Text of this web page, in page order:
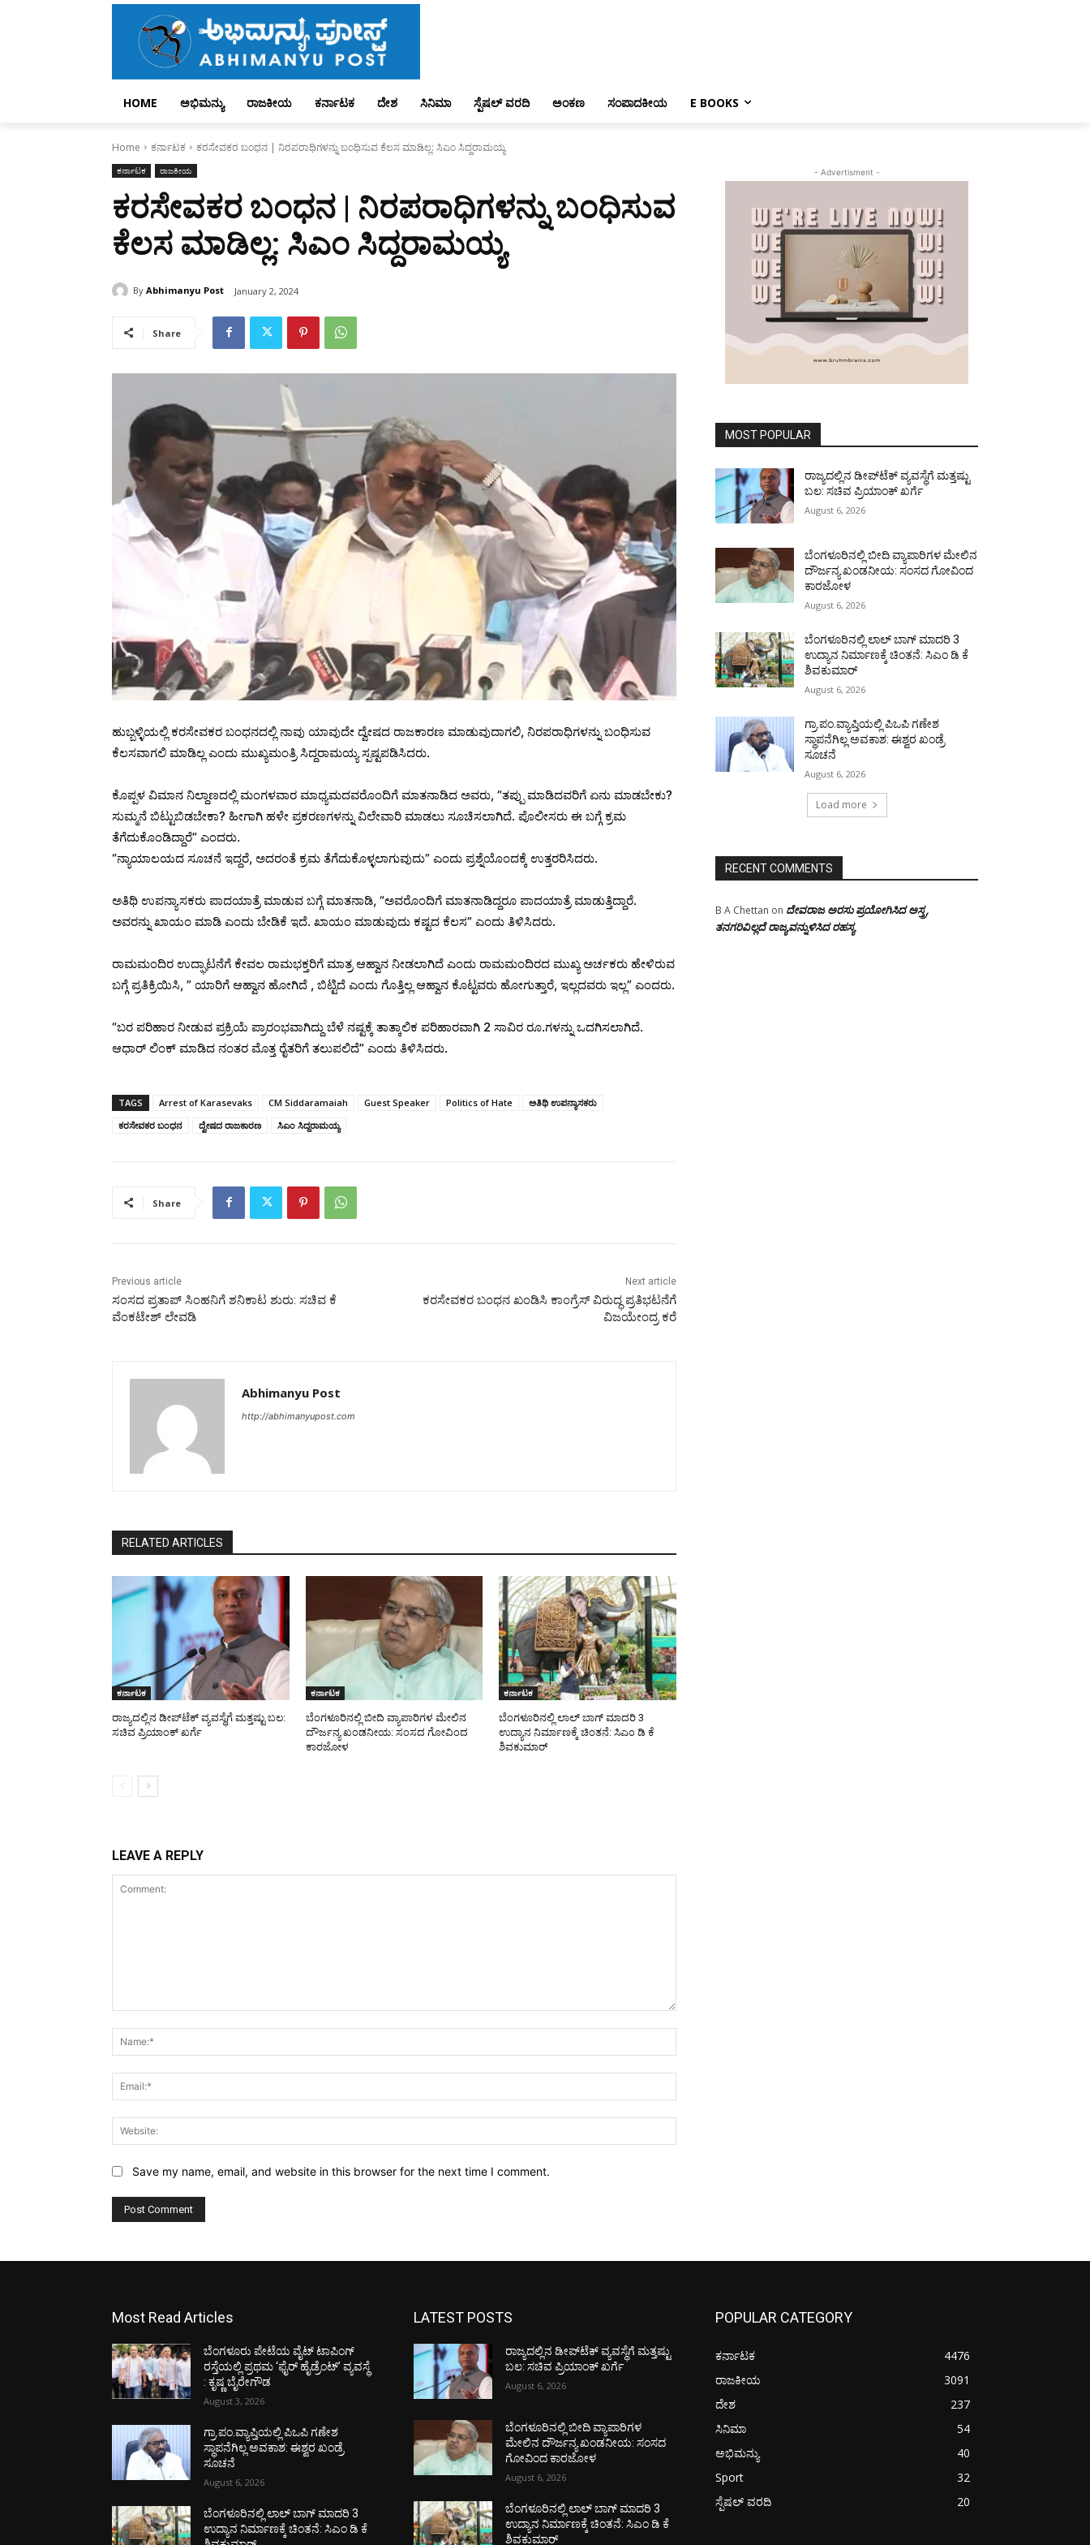
HOME ಅಭಿಮನ್ಯು ರಾಜಕೀಯ ಕರ್ನಾಟಕ ದೇಶ ಸಿನಿಮಾ ಸ್ಪೆಷಲ್ ವರದಿ ಅಂಕಣ ಸಂಪಾದಕೀಯ E BOOKS
Home ಕರ್ನಾಟಕ ಕರಸೇವಕರ ಬಂಧನ | ನಿರಪರಾಧಿಗಳನ್ನು ಬಂಧಿಸುವ ಕೆಲಸ ಮಾಡಿಲ್ಲ: ಸಿಎಂ ಸಿದ್ದರಾಮಯ್ಯ
ಕರ್ನಾಟಕ ರಾಜಕೀಯ
ಕರಸೇವಕರ ಬಂಧನ | ನಿರಪರಾಧಿಗಳನ್ನು ಬಂಧಿಸುವ
ಕೆಲಸ ಮಾಡಿಲ್ಲ: ಸಿಎಂ ಸಿದ್ದರಾಮಯ್ಯ
By Abhimanyu Post January 2, 2024
Share
ಹುಬ್ಬಳ್ಳಿಯಲ್ಲಿ ಕರಸೇವಕರ ಬಂಧನದಲ್ಲಿ ನಾವು ಯಾವುದೇ ದ್ವೇಷದ ರಾಜಕಾರಣ ಮಾಡುವುದಾಗಲಿ, ನಿರಪರಾಧಿಗಳನ್ನು ಬಂಧಿಸುವ
ಕೆಲಸವಾಗಲಿ ಮಾಡಿಲ್ಲ ಎಂದು ಮುಖ್ಯಮಂತ್ರಿ ಸಿದ್ದರಾಮಯ್ಯ ಸ್ಪಷ್ಟಪಡಿಸಿದರು.
ಕೊಪ್ಪಳ ವಿಮಾನ ನಿಲ್ದಾಣದಲ್ಲಿ ಮಂಗಳವಾರ ಮಾಧ್ಯಮದವರೊಂದಿಗೆ ಮಾತನಾಡಿದ ಅವರು, “ತಪ್ಪು ಮಾಡಿದವರಿಗೆ ಏನು ಮಾಡಬೇಕು?
ಸುಮ್ಮನೆ ಬಿಟ್ಟುಬಿಡಬೇಕಾ? ಹೀಗಾಗಿ ಹಳೇ ಪ್ರಕರಣಗಳನ್ನು ವಿಲೇವಾರಿ ಮಾಡಲು ಸೂಚಿಸಲಾಗಿದೆ. ಪೊಲೀಸರು ಈ ಬಗ್ಗೆ ಕ್ರಮ
ತೆಗೆದುಕೊಂಡಿದ್ದಾರೆ” ಎಂದರು.
“ನ್ಯಾಯಾಲಯದ ಸೂಚನೆ ಇದ್ದರೆ, ಅದರಂತೆ ಕ್ರಮ ತೆಗೆದುಕೊಳ್ಳಲಾಗುವುದು” ಎಂದು ಪ್ರಶ್ನೆಯೊಂದಕ್ಕೆ ಉತ್ತರರಿಸಿದರು.
ಅತಿಥಿ ಉಪನ್ಯಾಸಕರು ಪಾದಯಾತ್ರೆ ಮಾಡುವ ಬಗ್ಗೆ ಮಾತನಾಡಿ, “ಅವರೊಂದಿಗೆ ಮಾತನಾಡಿದ್ದರೂ ಪಾದಯಾತ್ರೆ ಮಾಡುತ್ತಿದ್ದಾರೆ.
ಅವರನ್ನು ಖಾಯಂ ಮಾಡಿ ಎಂದು ಬೇಡಿಕೆ ಇದೆ. ಖಾಯಂ ಮಾಡುವುದು ಕಷ್ಟದ ಕೆಲಸ” ಎಂದು ತಿಳಿಸಿದರು.
ರಾಮಮಂದಿರ ಉದ್ಘಾಟನೆಗೆ ಕೇವಲ ರಾಮಭಕ್ತರಿಗೆ ಮಾತ್ರ ಆಹ್ವಾನ ನೀಡಲಾಗಿದೆ ಎಂದು ರಾಮಮಂದಿರದ ಮುಖ್ಯ ಅರ್ಚಕರು ಹೇಳಿರುವ
ಬಗ್ಗೆ ಪ್ರತಿಕ್ರಿಯಿಸಿ, ” ಯಾರಿಗೆ ಆಹ್ವಾನ ಹೋಗಿದೆ , ಬಿಟ್ಟಿದೆ ಎಂದು ಗೊತ್ತಿಲ್ಲ ಆಹ್ವಾನ ಕೊಟ್ಟವರು ಹೋಗುತ್ತಾರೆ, ಇಲ್ಲದವರು ಇಲ್ಲ” ಎಂದರು.
“ಬರ ಪರಿಹಾರ ನೀಡುವ ಪ್ರಕ್ರಿಯೆ ಪ್ರಾರಂಭವಾಗಿದ್ದು ಬೆಳೆ ನಷ್ಟಕ್ಕೆ ತಾತ್ಕಾಲಿಕ ಪರಿಹಾರವಾಗಿ 2 ಸಾವಿರ ರೂ.ಗಳನ್ನು ಒದಗಿಸಲಾಗಿದೆ.
ಆಧಾರ್ ಲಿಂಕ್ ಮಾಡಿದ ನಂತರ ಮೊತ್ತ ರೈತರಿಗೆ ತಲುಪಲಿದೆ” ಎಂದು ತಿಳಿಸಿದರು.
TAGS Arrest of Karasevaks CM Siddaramaiah Guest Speaker Politics of Hate
ಅತಿಥಿ ಉಪನ್ಯಾಸಕರು
ಕರಸೇವಕರ ಬಂಧನ
ದ್ವೇಷದ ರಾಜಕಾರಣ ಸಿಎಂ ಸಿದ್ದರಾಮಯ್ಯ
Share
Previous article
ಸಂಸದ ಪ್ರತಾಪ್ ಸಿಂಹನಿಗೆ ಶನಿಕಾಟ ಶುರು: ಸಚಿವ ಕೆ
ವೆಂಕಟೇಶ್ ಲೇವಡಿ
Next article
ಕರಸೇವಕರ ಬಂಧನ ಖಂಡಿಸಿ ಕಾಂಗ್ರೆಸ್ ವಿರುದ್ಧ ಪ್ರತಿಭಟನೆಗೆ
ವಿಜಯೇಂದ್ರ ಕರೆ
Abhimanyu Post
http://abhimanyupost.com
RELATED ARTICLES
ಕರ್ನಾಟಕ
ರಾಜ್ಯದಲ್ಲಿನ ಡೀಪ್‌ಟೆಕ್‌ ವ್ಯವಸ್ಥೆಗೆ ಮತ್ತಷ್ಟು ಬಲ:
ಸಚಿವ ಪ್ರಿಯಾಂಕ್ ಖರ್ಗೆ
ಕರ್ನಾಟಕ
ಬೆಂಗಳೂರಿನಲ್ಲಿ ಬೀದಿ ವ್ಯಾಪಾರಿಗಳ ಮೇಲಿನ
ದೌರ್ಜನ್ಯ ಖಂಡನೀಯ: ಸಂಸದ ಗೋವಿಂದ
ಕಾರಜೋಳ
ಕರ್ನಾಟಕ
ಬೆಂಗಳೂರಿನಲ್ಲಿ ಲಾಲ್ ಬಾಗ್ ಮಾದರಿ 3
ಉದ್ಯಾನ ನಿರ್ಮಾಣಕ್ಕೆ ಚಿಂತನೆ: ಸಿಎಂ ಡಿ ಕೆ
ಶಿವಕುಮಾರ್
LEAVE A REPLY
Save my name, email, and website in this browser for the next time I comment.
- Advertisment -
MOST POPULAR
ರಾಜ್ಯದಲ್ಲಿನ ಡೀಪ್‌ಟೆಕ್‌ ವ್ಯವಸ್ಥೆಗೆ ಮತ್ತಷ್ಟು
ಬಲ: ಸಚಿವ ಪ್ರಿಯಾಂಕ್ ಖರ್ಗೆ
August 6, 2026
ಬೆಂಗಳೂರಿನಲ್ಲಿ ಬೀದಿ ವ್ಯಾಪಾರಿಗಳ ಮೇಲಿನ
ದೌರ್ಜನ್ಯ ಖಂಡನೀಯ: ಸಂಸದ ಗೋವಿಂದ
ಕಾರಜೋಳ
August 6, 2026
ಬೆಂಗಳೂರಿನಲ್ಲಿ ಲಾಲ್ ಬಾಗ್ ಮಾದರಿ 3
ಉದ್ಯಾನ ನಿರ್ಮಾಣಕ್ಕೆ ಚಿಂತನೆ: ಸಿಎಂ ಡಿ ಕೆ
ಶಿವಕುಮಾರ್
August 6, 2026
ಗ್ರಾ.ಪಂ.ವ್ಯಾಪ್ತಿಯಲ್ಲಿ ಪಿಒಪಿ ಗಣೇಶ
ಸ್ಥಾಪನೆಗಿಲ್ಲ ಅವಕಾಶ: ಈಶ್ವರ ಖಂಡ್ರೆ
ಸೂಚನೆ
August 6, 2026
Load more
RECENT COMMENTS
B A Chettan on ದೇವರಾಜ ಅರಸು ಪ್ರಯೋಗಿಸಿದ ಅಸ್ತ್ರ,
ತನಗರಿವಿಲ್ಲದೆ ರಾಜ್ಯವನ್ನುಳಿಸಿದ ರಹಸ್ಯ
Most Read Articles
ಬೆಂಗಳೂರು ಪೇಟೆಯ ವೈಟ್ ಟಾಪಿಂಗ್
ರಸ್ತೆಯಲ್ಲಿ ಪ್ರಥಮ ‘ಫೈರ್ ಹೈಡ್ರೆಂಟ್’ ವ್ಯವಸ್ಥೆ
: ಕೃಷ್ಣ ಬೈರೇಗೌಡ
August 3, 2026
ಗ್ರಾ.ಪಂ.ವ್ಯಾಪ್ತಿಯಲ್ಲಿ ಪಿಒಪಿ ಗಣೇಶ
ಸ್ಥಾಪನೆಗಿಲ್ಲ ಅವಕಾಶ: ಈಶ್ವರ ಖಂಡ್ರೆ
ಸೂಚನೆ
August 6, 2026
ಬೆಂಗಳೂರಿನಲ್ಲಿ ಲಾಲ್ ಬಾಗ್ ಮಾದರಿ 3
ಉದ್ಯಾನ ನಿರ್ಮಾಣಕ್ಕೆ ಚಿಂತನೆ: ಸಿಎಂ ಡಿ ಕೆ
LATEST POSTS
ರಾಜ್ಯದಲ್ಲಿನ ಡೀಪ್‌ಟೆಕ್‌ ವ್ಯವಸ್ಥೆಗೆ ಮತ್ತಷ್ಟು
ಬಲ: ಸಚಿವ ಪ್ರಿಯಾಂಕ್ ಖರ್ಗೆ
August 6, 2026
ಬೆಂಗಳೂರಿನಲ್ಲಿ ಬೀದಿ ವ್ಯಾಪಾರಿಗಳ
ಮೇಲಿನ ದೌರ್ಜನ್ಯ ಖಂಡನೀಯ: ಸಂಸದ
ಗೋವಿಂದ ಕಾರಜೋಳ
August 6, 2026
ಬೆಂಗಳೂರಿನಲ್ಲಿ ಲಾಲ್ ಬಾಗ್ ಮಾದರಿ 3
ಉದ್ಯಾನ ನಿರ್ಮಾಣಕ್ಕೆ ಚಿಂತನೆ: ಸಿಎಂ ಡಿ ಕೆ
ಶಿವಕುಮಾರ್
POPULAR CATEGORY
ಕರ್ನಾಟಕ
4476
ರಾಜಕೀಯ
3091
ದೇಶ
237
ಸಿನಿಮಾ
54
ಅಭಿಮನ್ಯು
40
Sport
32
ಸ್ಪೆಷಲ್ ವರದಿ
20